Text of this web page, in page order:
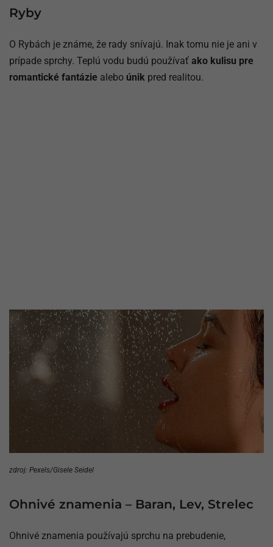
Ryby
O Rybách je známe, že rady snívajú. Inak tomu nie je ani v
prípade sprchy. Teplú vodu budú používať ako kulisu pre
romantické fantázie alebo únik pred realitou.
zdroj: Pexels/Gisele Seidel
Ohnivé znamenia – Baran, Lev, Strelec
Ohnivé znamenia používajú sprchu na prebudenie,